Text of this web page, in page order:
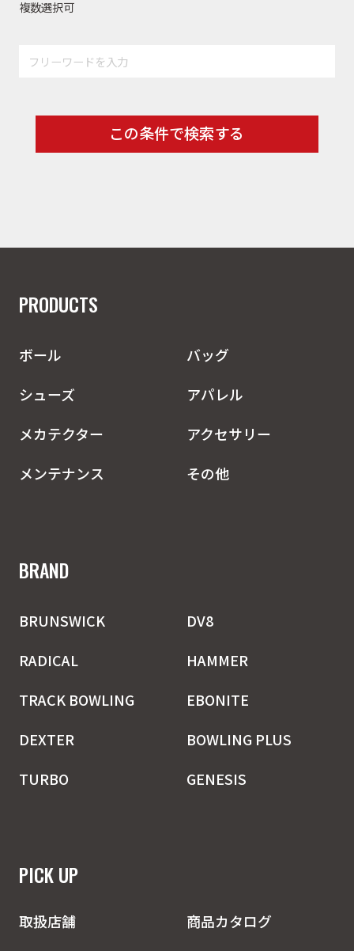
複数選択可
この条件で検索する
PRODUCTS
ボール
バッグ
シューズ
アパレル
メカテクター
アクセサリー
メンテナンス
その他
BRAND
BRUNSWICK
DV8
RADICAL
HAMMER
TRACK BOWLING
EBONITE
DEXTER
BOWLING PLUS
TURBO
GENESIS
PICK UP
取扱店舗
商品カタログ